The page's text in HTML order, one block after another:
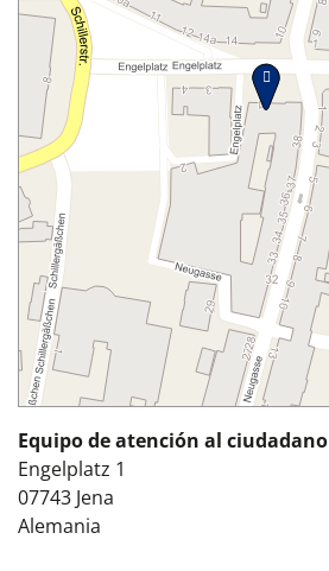
Equipo de atención al ciudadano
Engelplatz 1
07743 Jena
Alemania